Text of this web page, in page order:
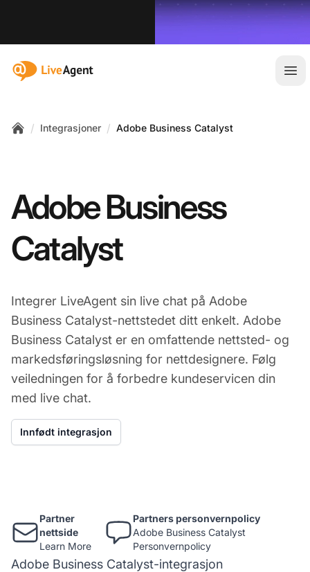
:site.title
/ Integrasjoner / Adobe Business Catalyst
Adobe Business
Catalyst
Integrer LiveAgent sin live chat på Adobe
Business Catalyst-nettstedet ditt enkelt. Adobe
Business Catalyst er en omfattende nettsted- og
markedsføringsløsning for nettdesignere. Følg
veiledningen for å forbedre kundeservicen din
med live chat.
Innfødt integrasjon
Partner
nettside
Learn More
Partners personvernpolicy
Adobe Business Catalyst
Personvernpolicy
Adobe Business Catalyst-integrasjon